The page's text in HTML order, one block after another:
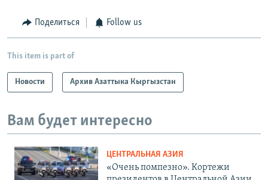
Поделиться Follow us
This item is part of
Новости Архив Азаттыка Кыргызстан
Вам будет интересно
ЦЕНТРАЛЬНАЯ АЗИЯ
«Очень помпезно». Кортежи